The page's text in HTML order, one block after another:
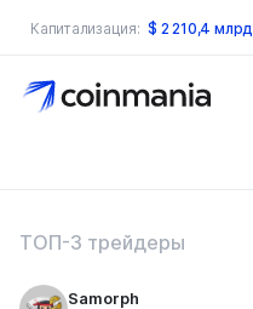
Капитализация: $ 2 210,4 млрд
по сайту
ТОП-3 трейдеры
Samorph